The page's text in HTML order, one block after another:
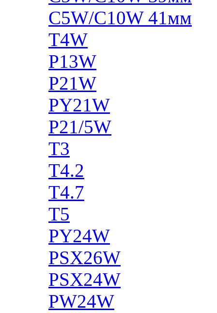
C5W/C10W 41мм
T4W
P13W
P21W
PY21W
P21/5W
T3
T4.2
T4.7
T5
PY24W
PSX26W
PSX24W
PW24W